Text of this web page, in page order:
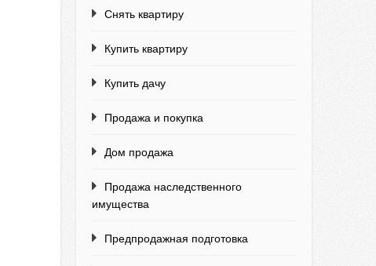
Снять квартиру
Купить квартиру
Купить дачу
Продажа и покупка
Дом продажа
Продажа наследственного
имущества
Предпродажная подготовка